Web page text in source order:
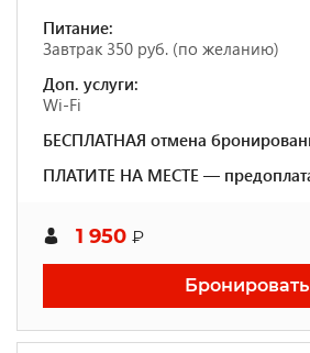
Питание:
Завтрак 350 руб. (по желанию)
Доп. услуги:
Wi-Fi
БЕСПЛАТНАЯ отмена
ПЛАТИТЕ НА МЕСТЕ — предоплата
1 950 ₽
Бронировать